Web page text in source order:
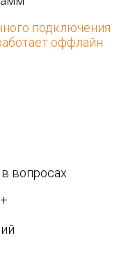
подключения
оффлайн
вопросах